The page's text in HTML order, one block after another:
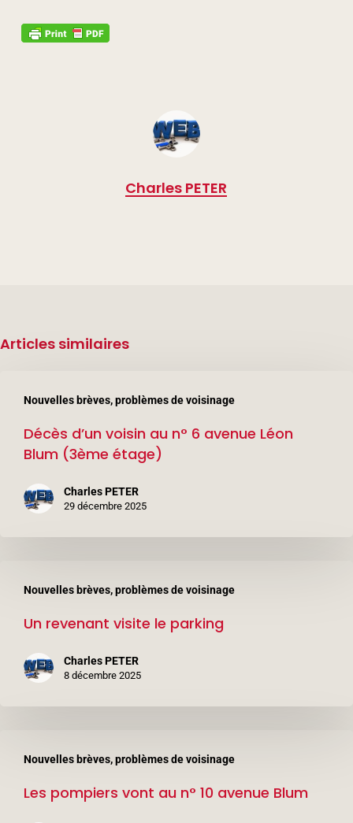
Charles PETER
Articles similaires
Nouvelles brèves, problèmes de voisinage
d’un
voisin
Blum
Décès d’un voisin au n° 6 avenue Léon
Blum (3ème étage)
Charles PETER
29 décembre 2025
Nouvelles brèves, problèmes de voisinage
revenant
visite
parking
Un revenant visite le parking
Charles PETER
8 décembre 2025
Nouvelles brèves, problèmes de voisinage
pompiers
vontLes pompiers vont au n° 10 avenue Blum